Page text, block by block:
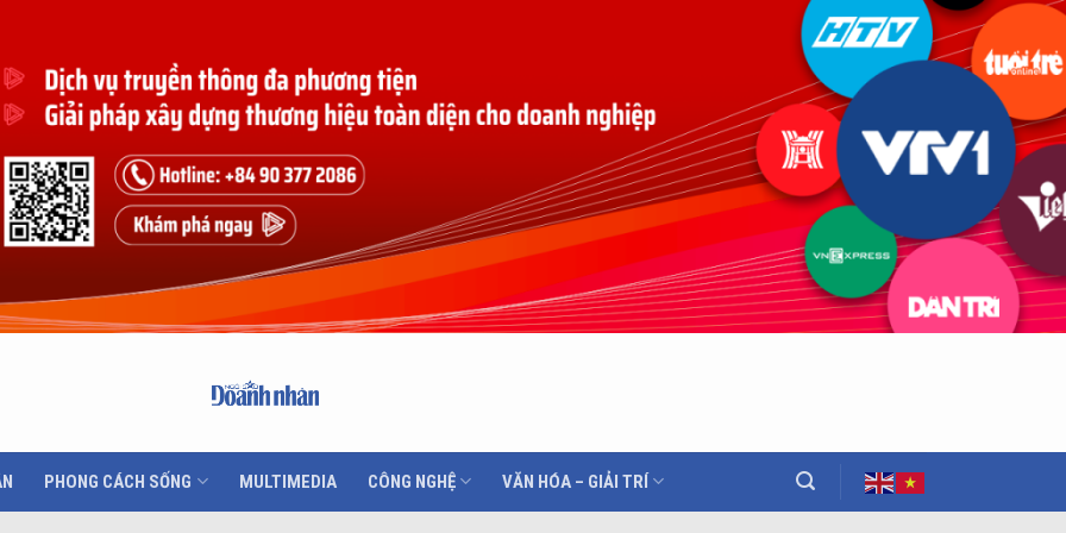
PHONG CÁCH SỐNG MULTIMEDIA CÔNG NGHỆ VĂN HÓA – GIẢI TRÍ